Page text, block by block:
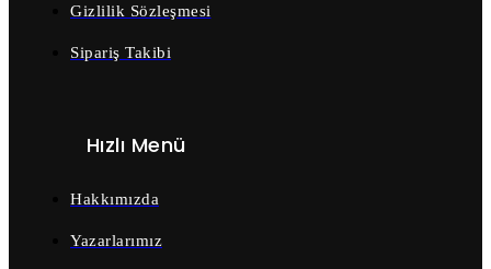
Gizlilik Sözleşmesi
Sipariş Takibi
Hızlı Menü
Hakkımızda
Yazarlarımız